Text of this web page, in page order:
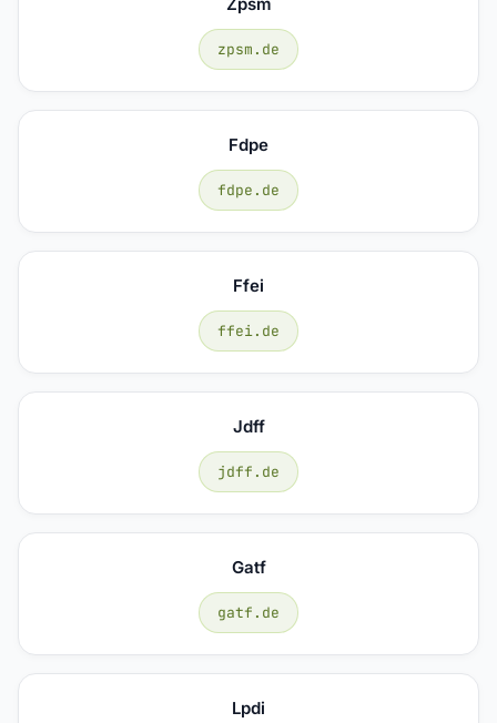
zpsm.de
Fdpe
fdpe.de
Ffei
ffei.de
Jdff
jdff.de
Gatf
gatf.de
Lpdi